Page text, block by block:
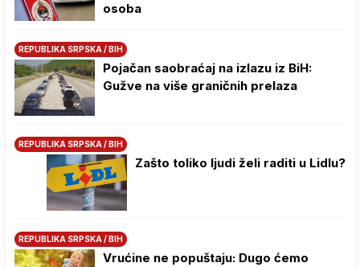
osoba
REPUBLIKA SRPSKA / BIH
Pojačan saobraćaj na izlazu iz BiH:
Gužve na više graničnih prelaza
REPUBLIKA SRPSKA / BIH
Zašto toliko ljudi želi raditi u Lidlu?
REPUBLIKA SRPSKA / BIH
Vrućine ne popuštaju: Dugo ćemo